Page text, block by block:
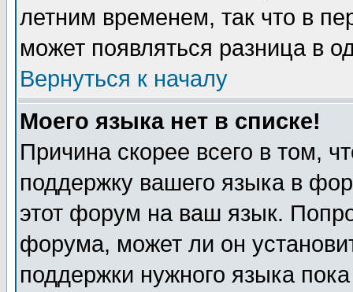
летним временем, так что в
может появляться разница в
Вернуться к началу
Моего языка нет в списке!
Причина скорее всего в том,
поддержку вашего языка в
этот форум на ваш язык.
форума, может ли он
поддержки нужного языка